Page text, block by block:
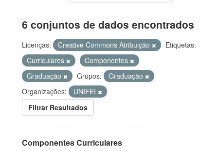
6 conjuntos de dados encontrados
Licenças: Creative Commons Atribuição
Etiquetas:
Curriculares
Componentes
Graduação
Grupos:
Graduação
Organizações:
UNIFEI
Filtrar Resultados
Componentes Curriculares